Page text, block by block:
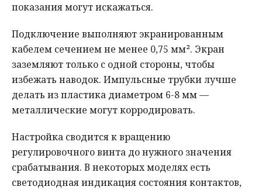
показания могут искажаться.
Подключение выполняют экранированным
кабелем сечением не менее 0,75 мм². Экран
заземляют только с одной стороны, чтобы
избежать наводок. Импульсные трубки лучше
делать из пластика диаметром 6-8 мм —
металлические могут корродировать.
Настройка сводится к вращению
регулировочного винта до нужного значения
срабатывания. В некоторых моделях есть
светодиодная индикация состояния контактов,